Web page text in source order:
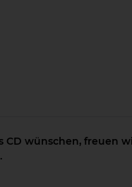
wünschen, freuen